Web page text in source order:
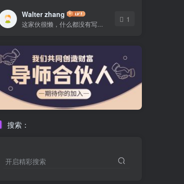
Walter zhang
这家伙很懒，什么都没有写...
1
搜索：
开启精彩搜索